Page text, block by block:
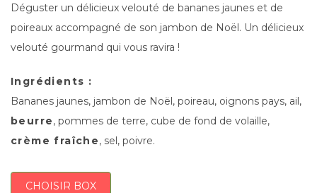
Déguster un délicieux velouté de bananes jaunes et de
poireaux accompagné de son jambon de Noël. Un délicieux
velouté gourmand qui vous ravira !
Ingrédients :
Bananes jaunes, jambon de Noël, poireau, oignons pays, ail,
beurre, pommes de terre, cube de fond de volaille,
crème fraîche, sel, poivre.
CHOISIR BOX